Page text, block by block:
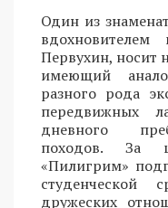
Один из
Первухин, носит
имеющий
разного рода
передвижных
дневного
походов. За
«Пилигрим»
дружеских